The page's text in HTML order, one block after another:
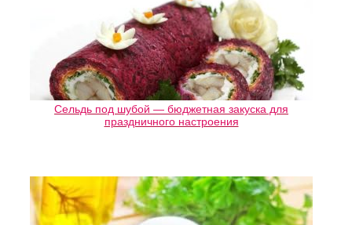
Сельдь под шубой — бюджетная закуска для
праздничного настроения